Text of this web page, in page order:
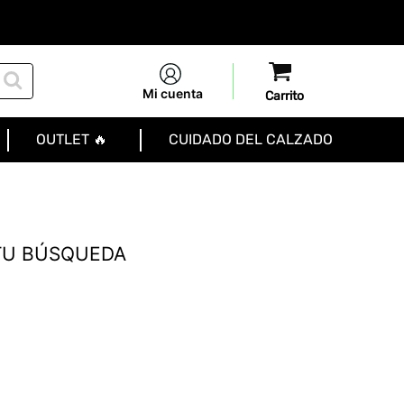
Mi cuenta
OUTLET 🔥 CUIDADO DEL CALZADO
BÚSQUEDA